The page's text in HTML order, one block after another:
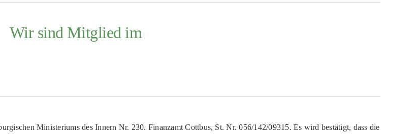
Wir sind Mitglied im
Ministeriums des Innern Nr. 230. Finanzamt Cottbus, St. Nr. 056/142/09315. Es wird bestätigt, dass die